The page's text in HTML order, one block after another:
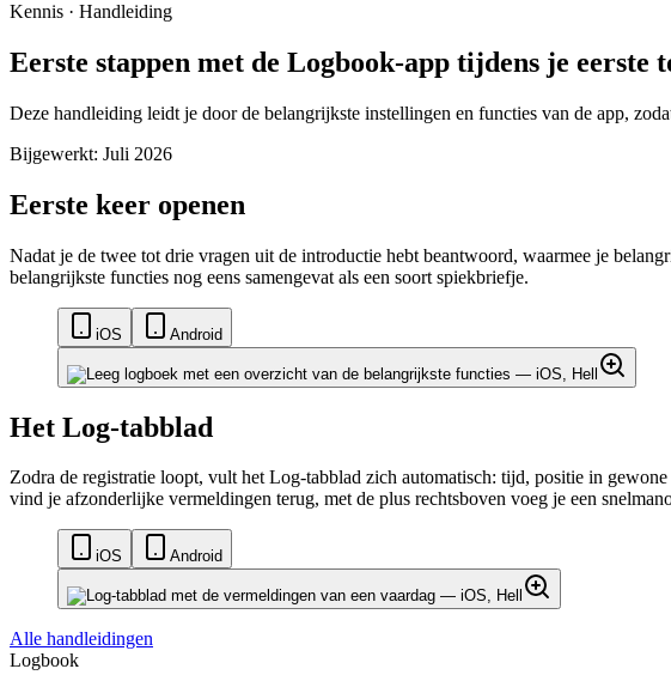
Kennis · Handleiding
Eerste stappen met de Logbook-app tijdens je eerste
Deze handleiding leidt je door de belangrijkste instellingen en functies van de app,
Bijgewerkt: Juli 2026
Eerste keer openen
Nadat je de twee tot drie vragen uit de introductie hebt beantwoord, waarmee je
belangrijkste functies nog eens samengevat als een soort spiekbriefje.
iOS Android
Het Log-tabblad
Zodra de registratie loopt, vult het Log-tabblad zich automatisch: tijd, positie in
vind je afzonderlijke vermeldingen terug, met de plus rechtsboven voeg je een
iOS Android
Alle handleidingen
Logbook